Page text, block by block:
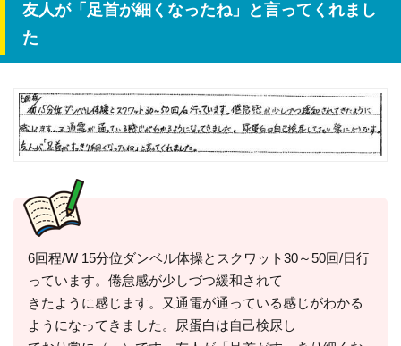
友人が「足首が細くなったね」と言ってくれまし
た
6回程/W 15分位ダンベル体操とスクワット30～50回/日行
っています。倦怠感が少しづつ緩和されて
きたように感じます。又通電が通っている感じがわかる
ようになってきました。尿蛋白は自己検尿し